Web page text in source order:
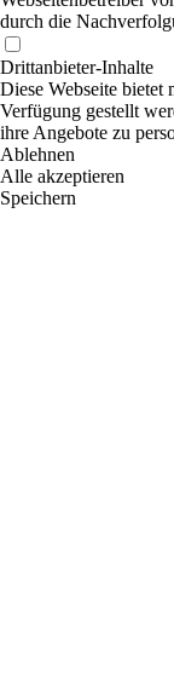
durch die
Drittanbieter-Inhalte
Diese Webseite
Verfügung gestellt
ihre Angebote zu
Ablehnen
Alle akzeptieren
Speichern